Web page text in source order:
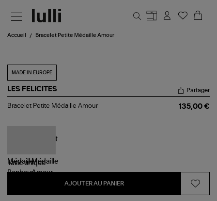
Accueil Bracelet Petite Médaille Amour
MADE IN EUROPE
LES FELICITES
Bracelet
Partager
Bracelet Petite Médaille Amour 135,00 €
Tailleunique
AJOUTER AU PANIER